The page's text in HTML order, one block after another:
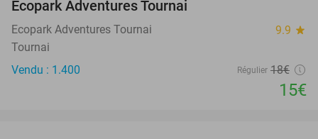
Ecopark Adventures Tournai
Ecopark Adventures Tournai 9.9 star
Tournai
Vendu : 1.400
Régulier 18€
15€